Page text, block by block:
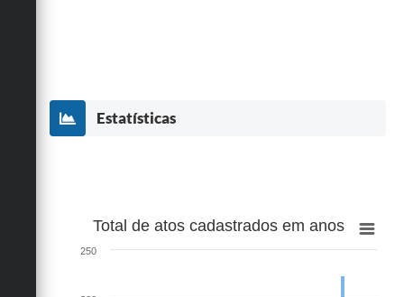
Estatísticas
Total de atos cadastrados em anos
250